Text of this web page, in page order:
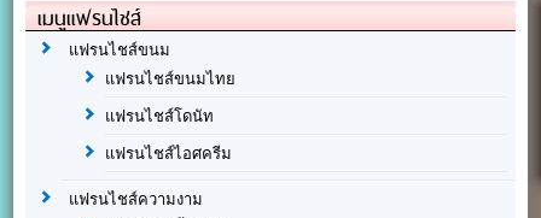
เมนูแฟรนไชส์
แฟรนไชส์ขนม
แฟรนไชส์ขนมไทย
แฟรนไชส์โดนัท
แฟรนไชส์ไอศครีม
แฟรนไชส์ความงาม